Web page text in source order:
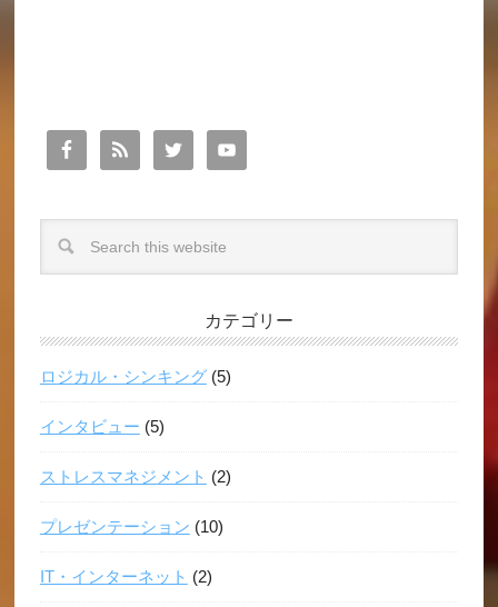
カテゴリー
ロジカル・シンキング(5)
インタビュー (5)
ストレスマネジメント (2)
プレゼンテーション (10)
IT・インターネット (2)